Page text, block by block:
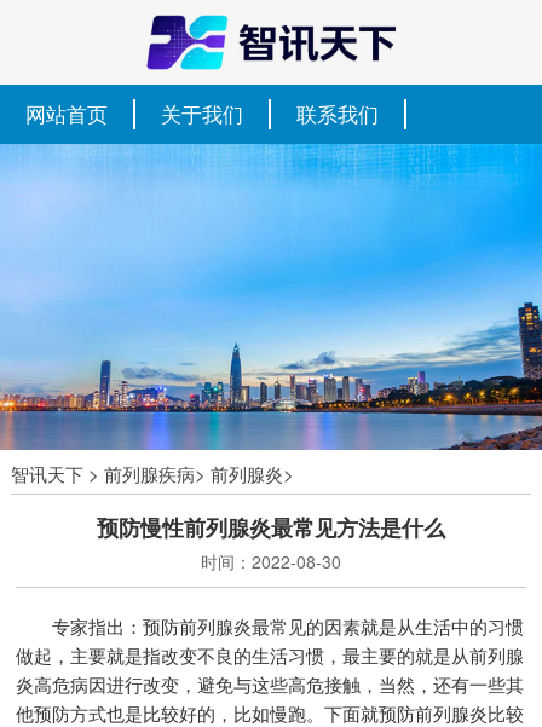
网站首页 关于我们 联系我们
智讯天下> 前列腺疾病> 前列腺炎>
预防慢性前列腺炎最常见方法是什么
时间：2022-08-30
专家指出：预防前列腺炎最常见的因素就是从生活中的习惯
做起，主要就是指改变不良的生活习惯，最主要的就是从前列腺
炎高危病因进行改变，避免与这些高危接触，当然，还有一些其
他预防方式也是比较好的，比如慢跑。下面就预防前列腺炎比较